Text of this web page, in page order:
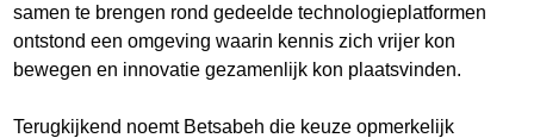
samen te brengen rond gedeelde technologieplatformen
ontstond een omgeving waarin kennis zich vrijer kon
bewegen en innovatie gezamenlijk kon plaatsvinden.
Terugkijkend noemt Betsabeh die keuze opmerkelijk